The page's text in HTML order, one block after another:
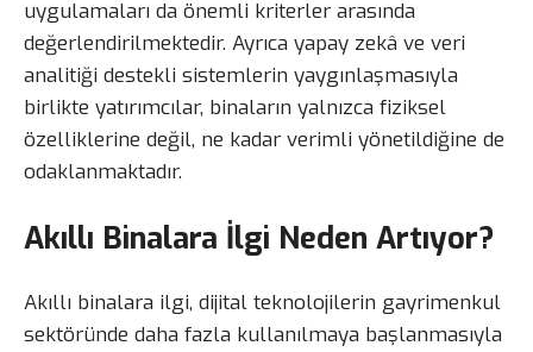
uygulamaları da önemli kriterler arasında
değerlendirilmektedir. Ayrıca yapay zekâ ve veri
analitiği destekli sistemlerin yaygınlaşmasıyla
birlikte yatırımcılar, binaların yalnızca fiziksel
özelliklerine değil, ne kadar verimli yönetildiğine de
odaklanmaktadır.
Akıllı Binalara İlgi Neden Artıyor?
Akıllı binalara ilgi, dijital teknolojilerin gayrimenkul
sektöründe daha fazla kullanılmaya başlanmasıyla